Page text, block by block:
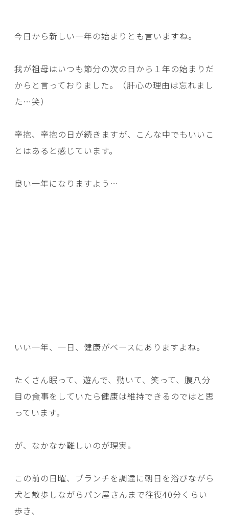
今日から新しい一年の始まりとも言いますね。
我が祖母はいつも節分の次の日から１年の始まりだ
からと言っておりました。（肝心の理由は忘れまし
た…笑）
辛抱、辛抱の日が続きますが、こんな中でもいいこ
とはあると感じています。
良い一年になりますよう…
いい一年、一日、健康がベースにありますよね。
たくさん眠って、遊んで、動いて、笑って、腹八分
目の食事をしていたら健康は維持できるのではと思
っています。
が、なかなか難しいのが現実。
この前の日曜、ブランチを調達に朝日を浴びながら
犬と散歩しながらパン屋さんまで往復40分くらい
歩き、